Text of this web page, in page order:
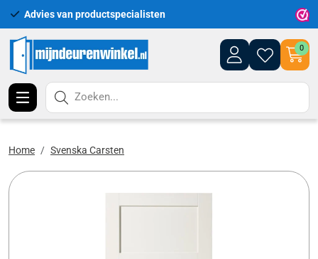
Advies van productspecialisten
0
Zoeken...
Home Svenska Carsten